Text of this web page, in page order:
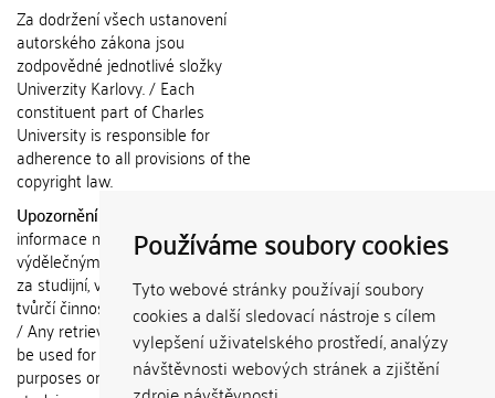
Používáme soubory cookies
Tyto webové stránky používají soubory
cookies a další sledovací nástroje s cílem
vylepšení uživatelského prostředí, analýzy
návštěvnosti webových stránek a zjištění
Za dodržení všech ustanovení
autorského zákona jsou
zodpovědné jednotlivé složky
Univerzity Karlovy. / Each
constituent part of Charles
University is responsible for
adherence to all provisions of the
copyright law.
Upozornění / Notice:
informace nemohou být použity k
výdělečným účelům nebo vydávány
za studijní, vědeckou nebo jinou
tvůrčí činnost jiné osoby než autora.
/ Any retrieved information shall not
be used for any commercial
purposes or claimed as results of